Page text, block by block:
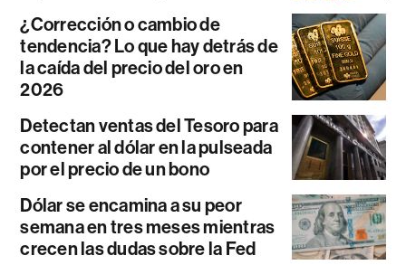
¿Corrección o cambio de
tendencia? Lo que hay detrás de
la caída del precio del oro en
2026
Detectan ventas del Tesoro para
contener al dólar en la pulseada
por el precio de un bono
Dólar se encamina a su peor
semana en tres meses mientras
crecen las dudas sobre la Fed